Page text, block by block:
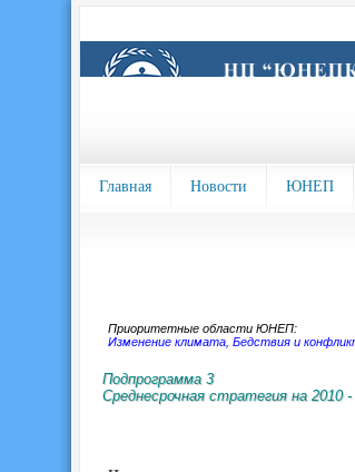
Главная Новости ЮНЕП
Приоритетные области ЮНЕП:
Изменение климата, Бедствия и
Подпрограмма 3
Среднесрочная стратегия на 2010